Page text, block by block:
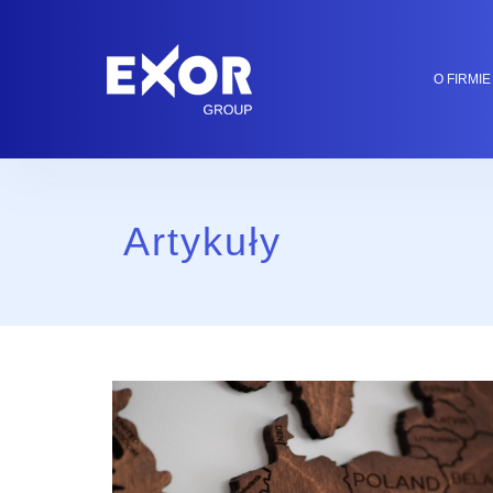
O FIRMIE
Artykuły